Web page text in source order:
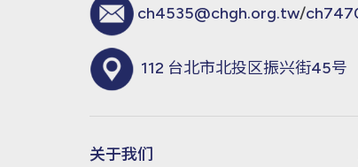
ch4535@chgh.org.tw/
112 台北市北投区振兴街45号
关于我们